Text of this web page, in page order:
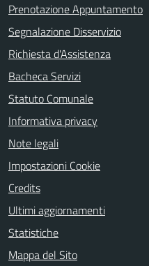
Prenotazione Appuntamento
Segnalazione Disservizio
Richiesta d'Assistenza
Bacheca Servizi
Statuto Comunale
Informativa privacy
Note legali
Impostazioni Cookie
Credits
Ultimi aggiornamenti
Statistiche
Mappa del Sito